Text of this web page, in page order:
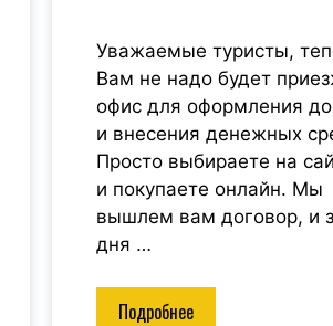
Уважаемые туристы,
Вам не надо будет
офис для оформления
и внесения денежных
Просто выбираете на
и покупаете онлайн. Мы
вышлем вам договор, и
дня …
Подробнее